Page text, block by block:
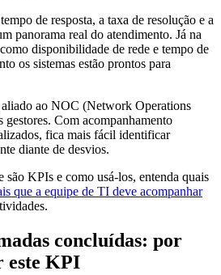
de resposta, a taxa de resolução e a
panorama real do atendimento. Já na
disponibilidade de rede e tempo de
os sistemas estão prontos para
ao NOC (Network Operations
Com acompanhamento
fica mais fácil identificar
diante de desvios.
são KPIs e como usá-los, entenda quais
que a equipe de TI deve acompanhar
concluídas: por
este KPI